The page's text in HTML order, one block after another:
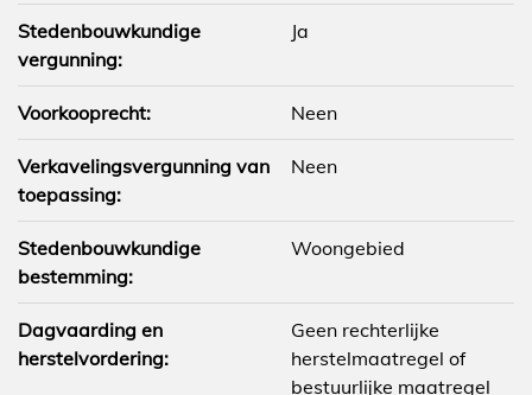
Stedenbouwkundige
vergunning:
Ja
Voorkooprecht: Neen
Verkavelingsvergunning van
toepassing:
Neen
Stedenbouwkundige
bestemming:
Woongebied
Dagvaarding en
herstelvordering:
Geen rechterlijke
herstelmaatregel of
bestuurlijke maatregel